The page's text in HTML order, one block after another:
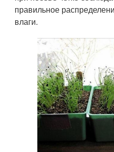
правильное
влаги.